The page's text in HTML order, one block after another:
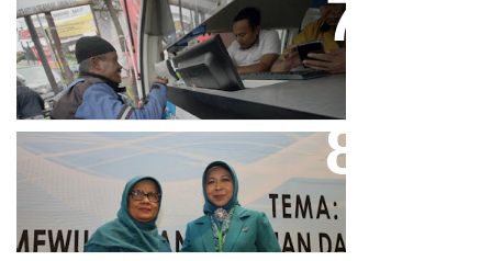
Bjb T Samsat Manjakan Nasabah
Dalam Bayar Pajak Kendaraan
Perpres No.99/2017 Bisa Jadi
Acuan Semangat Pengabdian